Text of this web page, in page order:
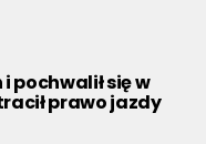
pochwalił się w
prawo jazdy